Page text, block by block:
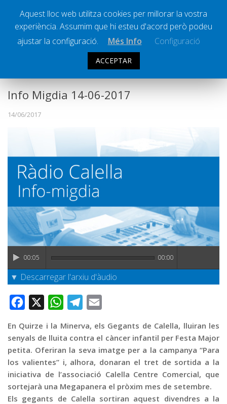
Societat
Successos
La Banqueta
Transmissions Esportives
Pòdcasts
Vídeos
Graella
Publicitat
Ràdio Calella Televisió
Info Migdia 14-06-2017
14/06/2017
00:05 00:00
▼ Descarregar l'arxiu d'àudio
Facebook WhatsAppTelegram
En Quirze i la Minerva, els Gegants de Calella, lluiran les
senyals de lluita contra el càncer infantil per Festa Major
petita. Oferiran la seva imatge per a la campanya “Para
los valientes” i, alhora, donaran el tret de sortida a la
iniciativa de l’associació Calella Centre Comercial, que
sortejarà una Megapanera el pròxim mes de setembre.
Els gegants de Calella sortiran aquest divendres a la
Aquest lloc web utilitza cookies per millorar la vostra
experiència. Assumim que hi esteu d'acord però podeu
ajustar la configuració.
Més Info Configuració
ACCEPTAR